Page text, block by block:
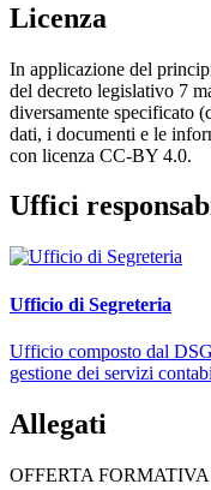
Licenza
In applicazione del
del decreto legislativo 7
diversamente specificato
dati, i documenti e le
con licenza CC-BY 4.0.
Uffici
Ufficio di Segreteria
Ufficio composto dal
gestione dei servizi
Allegati
OFFERTA FORMATIVA